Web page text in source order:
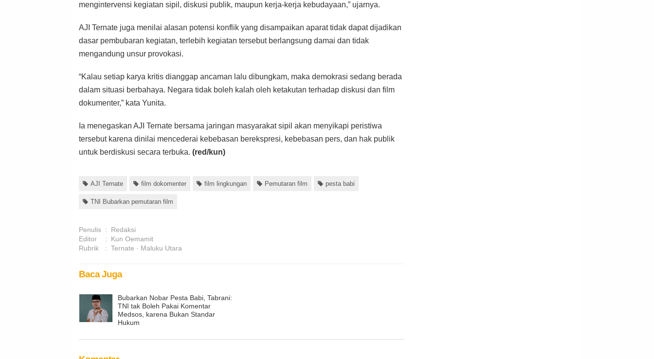
mengintervensi kegiatan sipil, diskusi publik, maupun kerja-kerja kebudayaan,” ujarnya.
AJI Ternate juga menilai alasan potensi konflik yang disampaikan aparat tidak dapat dijadikan
dasar pembubaran kegiatan, terlebih kegiatan tersebut berlangsung damai dan tidak
mengandung unsur provokasi.
“Kalau setiap karya kritis dianggap ancaman lalu dibungkam, maka demokrasi sedang berada
dalam situasi berbahaya. Negara tidak boleh kalah oleh ketakutan terhadap diskusi dan film
dokumenter,” kata Yunita.
Ia menegaskan AJI Ternate bersama jaringan masyarakat sipil akan menyikapi peristiwa
tersebut karena dinilai mencederai kebebasan berekspresi, kebebasan pers, dan hak publik
untuk berdiskusi secara terbuka. (red/kun)
AJI Ternate film dokomenter film lingkungan Pemutaran film pesta babi
TNI Bubarkan pemutaran film
Penulis :
Redaksi
Editor
:
Kun Oemamit
Rubrik
: Ternate Maluku Utara
Baca Juga
Bubarkan Nobar Pesta Babi, Tabrani:
TNI tak Boleh Pakai Komentar
Medsos, karena Bukan Standar
Hukum